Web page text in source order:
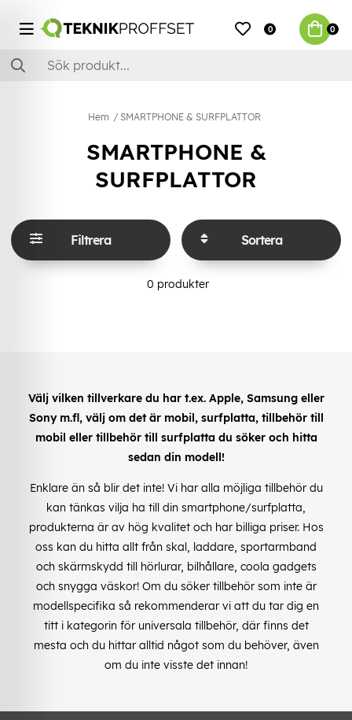
0 0
Hem SMARTPHONE & SURFPLATTOR
SMARTPHONE &
SURFPLATTOR
Filtrera Sortera
0 produkter
Välj vilken tillverkare du har t.ex. Apple, Samsung eller
Sony m.fl, välj om det är mobil, surfplatta, tillbehör till
mobil eller tillbehör till surfplatta du söker och hitta
sedan din modell!
Enklare än så blir det inte! Vi har alla möjliga tillbehör du
kan tänkas vilja ha till din smartphone/surfplatta,
produkterna är av hög kvalitet och har billiga priser. Hos
oss kan du hitta allt från skal, laddare, sportarmband
och skärmskydd till hörlurar, bilhållare, coola gadgets
och snygga väskor! Om du söker tillbehör som inte är
modellspecifika så rekommenderar vi att du tar dig en
titt i kategorin för universala tillbehör, där finns det
mesta och du hittar alltid något som du behöver, även
om du inte visste det innan!